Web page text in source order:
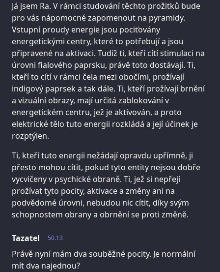
Já jsem Ra. V rámci studování těchto prožitků bude
pro vás nápomocné zapomenout na pyramidy.
Vstupní proudy energie jsou pociťovány
energetickými centry, které to potřebují a jsou
připravené na aktivaci. Tudíž ti, kteří cítí stimulaci na
úrovni fialového paprsku, právě toto dostávají. Ti,
kteří to cítí v rámci čela mezi obočími, prožívají
indigový paprsek a tak dále. Ti, kteří prožívají brnění
a vizuální obrazy, mají určitá zablokování v
energetickém centru, jež je aktivován, a proto
elektrické tělo tuto energii rozkládá a její účinek je
rozptýlen.
Ti, kteří tuto energii nežádají opravdu upřímně, ji
přesto mohou cítit, pokud tyto entity nejsou dobře
vycvičeny v psychické obraně. Ti, jež si nepřejí
prožívat tyto pocity, aktivace a změny ani na
podvědomé úrovni, nebudou nic cítit, díky svým
schopnostem obrany a obrnění se proti změně.
50.13
Tazatel
Právě nyní mám dva souběžné pocity. Je normální
mít dva najednou?